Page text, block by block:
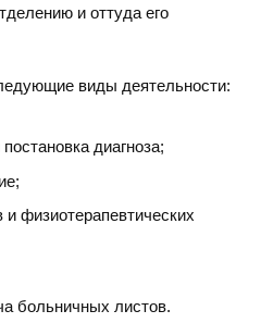
и оттуда его
виды деятельности:
диагноза;
и физиотерапевтических
больничных листов.